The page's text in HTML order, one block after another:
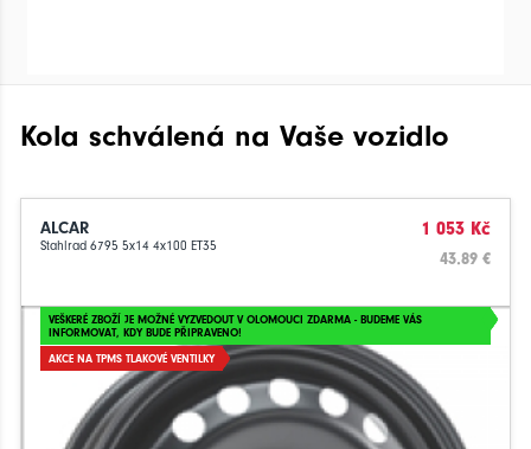
Kola schválená na Vaše vozidlo
ALCAR
Stahlrad 6795 5x14 4x100 ET35
1 053 Kč
43.89 €
VEŠKERÉ ZBOŽÍ JE MOŽNÉ VYZVEDOUT V OLOMOUCI ZDARMA - BUDEME VÁS
INFORMOVAT, KDY BUDE PŘIPRAVENO!
AKCE NA TPMS TLAKOVÉ VENTILKY